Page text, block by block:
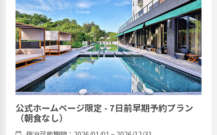
公式ホームページ限定 - 7日前早期予約プラン
（朝食なし）